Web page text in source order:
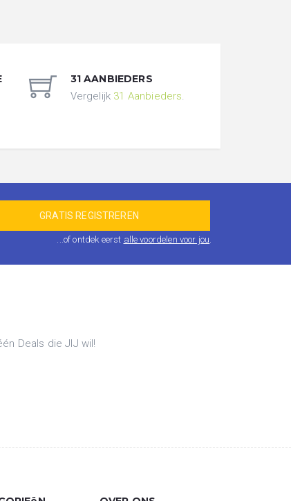
31 AANBIEDERS
Vergelijk 31 Aanbieders.
...of ontdek eerst alle voordelen voor jou.
Deals die JIJ wil!